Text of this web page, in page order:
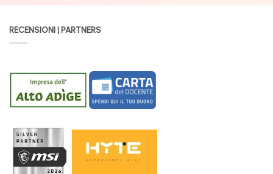
RECENSIONI | PARTNERS